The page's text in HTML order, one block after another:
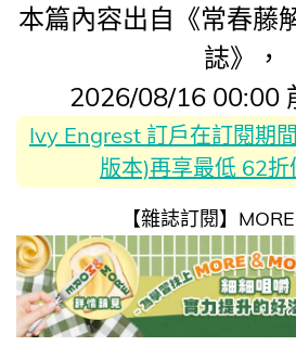
本篇內容出自《常春藤
誌》，
2026/08/16 00:00
Ivy Engrest 訂戶在訂閱期
版本)再享最低 62折
【雜誌訂閱】